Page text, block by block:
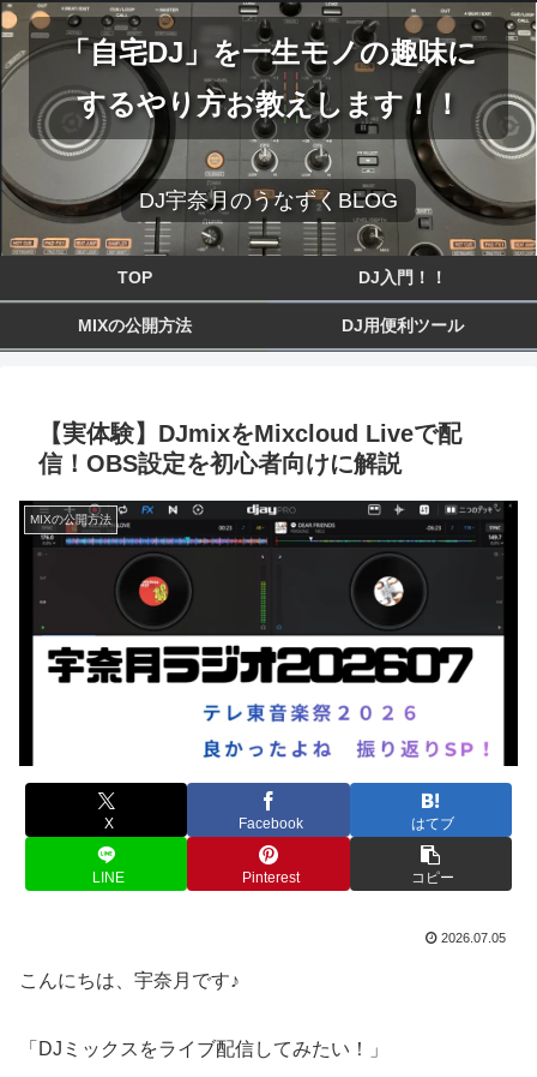
「自宅DJ」を一生モノの趣味に
するやり方お教えします！！
DJ宇奈月のうなずくBLOG
TOP DJ入門！！
MIXの公開方法 DJ用便利ツール
【実体験】DJmixをMixcloud Liveで配
信！OBS設定を初心者向けに解説
MIXの公開方法
X Facebook はてブ
LINE Pinterest コピー
2026.07.05
こんにちは、宇奈月です♪
「DJミックスをライブ配信してみたい！」